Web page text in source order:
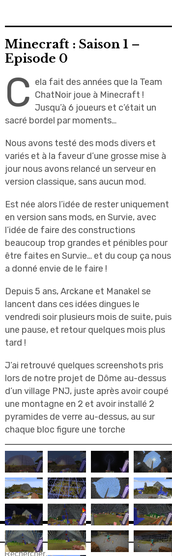
Minecraft : Saison 1 –
Episode 0
C ela fait des années que la Team
ChatNoir joue à Minecraft !
Jusqu’à 6 joueurs et c’était un
sacré bordel par moments…
Nous avons testé des mods divers et
variés et à la faveur d’une grosse mise à
jour nous avons relancé un serveur en
version classique, sans aucun mod.
Est née alors l’idée de rester uniquement
en version sans mods, en Survie, avec
l’idée de faire des constructions
beaucoup trop grandes et pénibles pour
être faites en Survie… et du coup ça nous
a donné envie de le faire !
Depuis 5 ans, Arckane et Manakel se
lancent dans ces idées dingues le
vendredi soir plusieurs mois de suite, puis
une pause, et retour quelques mois plus
tard !
J’ai retrouvé quelques screenshots pris
lors de notre projet de Dôme au-dessus
d’un village PNJ, juste après avoir coupé
une montagne en 2 et avoir installé 2
pyramides de verre au-dessus, au sur
chaque bloc figure une torche
Rechercher :